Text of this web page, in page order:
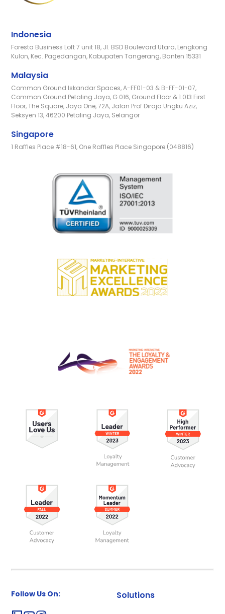
Indonesia
Foresta Business Loft 7 unit 18, Jl. BSD Boulevard Utara, Lengkong
Kulon, Kec. Pagedangan, Kabupaten Tangerang, Banten 15331
Malaysia
Common Ground Iskandar Spaces, A-FF01-03 & B-FF-01-07,
Common Ground Petaling Jaya, G.016, Ground Floor & 1.013 First
Floor, The Square, Jaya One, 72A, Jalan Prof Diraja Ungku Aziz,
Seksyen 13, 46200 Petaling Jaya, Selangor
Singapore
1 Raffles Place #18-61, One Raffles Place Singapore (048816)
Follow Us On: Solutions